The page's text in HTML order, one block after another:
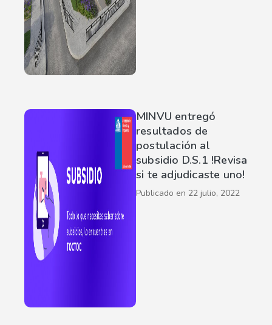
MINVU entregó
resultados de
postulación al
subsidio D.S.1 !Revisa
si te adjudicaste uno!
Publicado en 22 julio, 2022